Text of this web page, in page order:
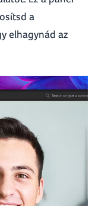
a
elhagynád az